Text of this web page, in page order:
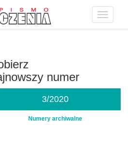
Toggle
numer
3/2020
Numery archiwalne